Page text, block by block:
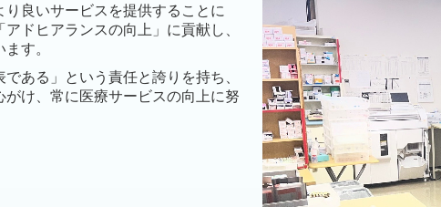
良いサービスを提供することに
ドヒアランスの向上」に貢献し、
す。
ある」という責任と誇りを持ち、
け、常に医療サービスの向上に努